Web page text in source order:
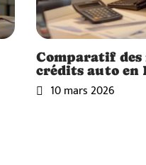
Comparatif
crédits auto en
10 mars 2026